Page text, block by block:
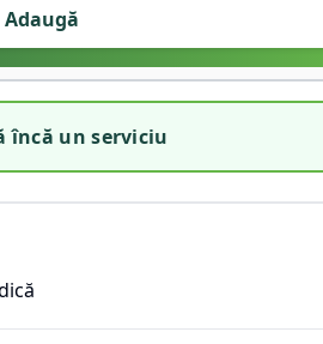
Adaugă
încă un serviciu